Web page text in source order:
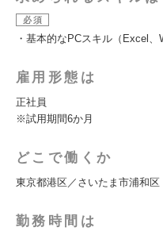
必須
・基本的なPCスキル（Excel
雇用形態は
正社員
※試用期間6か月
どこで働くか
東京都港区／さいたま市浦和区
勤務時間は